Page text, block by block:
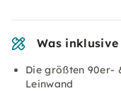
Was
Die größten 90er-
Leinwand